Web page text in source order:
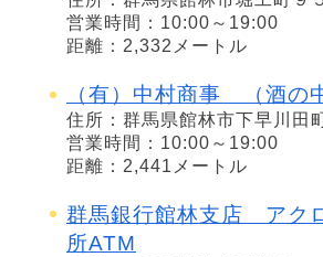
営業時間：10:00～19:00
距離：2,332メートル
（有）中村商事 （酒の
住所：群馬県館林市下早川田
営業時間：10:00～19:00
距離：2,441メートル
群馬銀行館林支店 アク
所ATM